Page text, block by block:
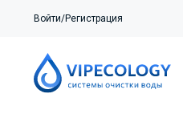
Войти/Регистрация